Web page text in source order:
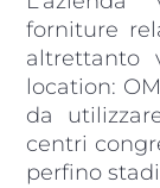
forniture
altrettanto
location:
da
centri
perfino